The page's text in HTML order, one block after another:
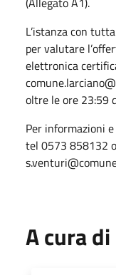
L’istanza con
per valutare
elettronica
oltre le ore 23:59
Per informazioni
tel 0573 858132
A cura di